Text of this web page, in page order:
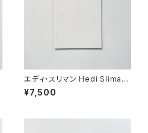
エディ・スリマン Hedi Sliman
e | Interzone - The Hedi Sl
imane Purple Book
¥7,500